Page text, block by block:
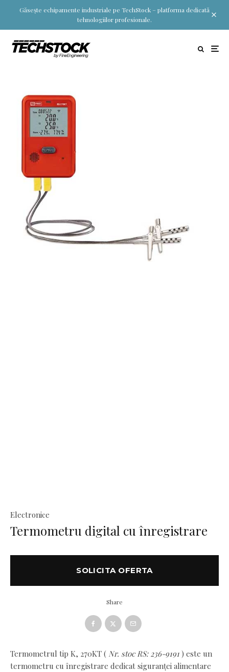
Găsește echipamente industriale pe TechStock – platforma dedicată
tehnologiilor profesionale.
Electronice
Termometru digital cu înregistrare
Termometrul tip K, 270KT ( Nr. stoc RS: 236-9191 ) este un
termometru cu înregistrare dedicat siguranței alimentare
SOLICITA OFERTA
Share